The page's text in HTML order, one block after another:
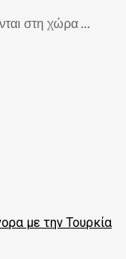
στη χώρα ...